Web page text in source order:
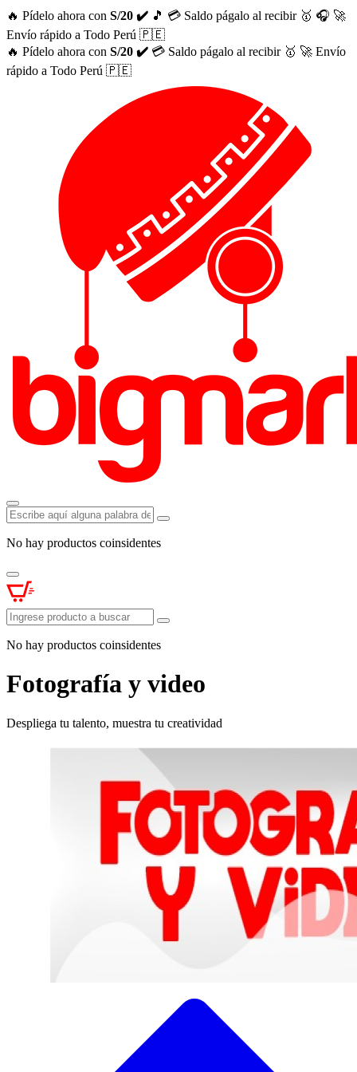
🔥 Pídelo ahora con S/20 ✔️ 🎵 💳 Saldo págalo al recibir 🥇 🎧 🚀
Envío rápido a Todo Perú 🇵🇪
🔥 Pídelo ahora con S/20 ✔️ 💳 Saldo págalo al recibir 🥇 🚀 Envío
rápido a Todo Perú 🇵🇪
No hay productos coinsidentes
No hay productos coinsidentes
Fotografía y video
Despliega tu talento, muestra tu creatividad